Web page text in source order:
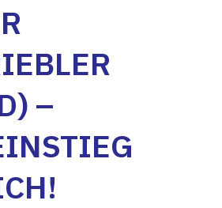
–